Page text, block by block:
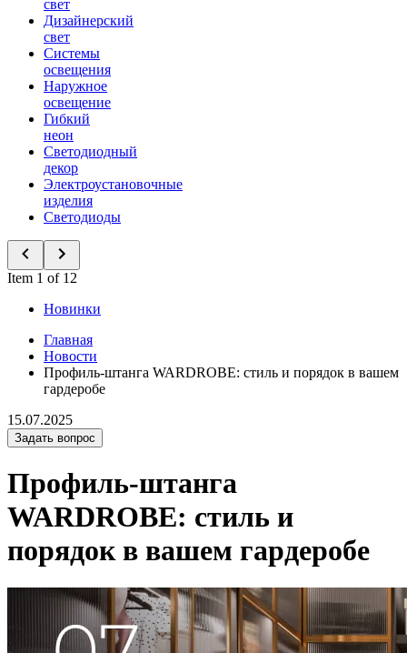
свет
Дизайнерский
свет
Системы
освещения
Наружное
освещение
Гибкий
неон
Светодиодный
декор
Электроустановочные
изделия
Светодиоды
Item 1 of 12
Новинки
Главная
Новости
Профиль-штанга WARDROBE: стиль и порядок в вашем
гардеробе
15.07.2025
Задать вопрос
Профиль-штанга
WARDROBE: стиль и
порядок в вашем гардеробе